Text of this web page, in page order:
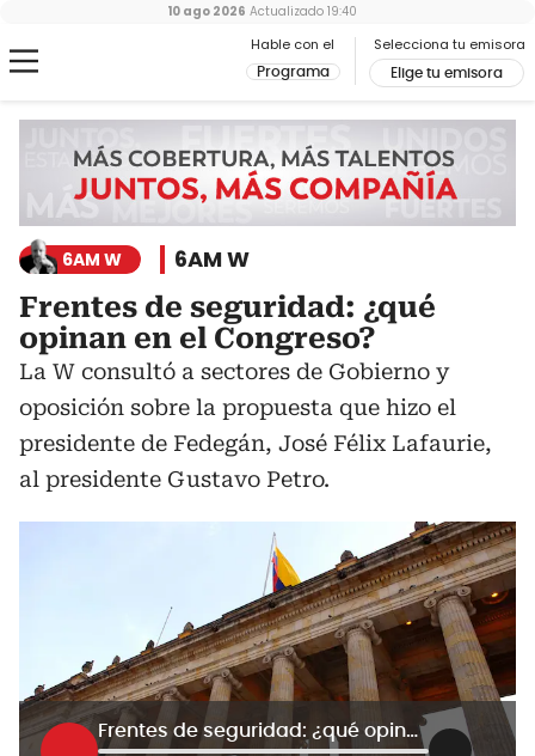
Hable con el
Programa
Selecciona tu emisora
Elige tu emisora
10 ago 2026 Actualizado 19:40
6AM W 6AM W
Frentes de seguridad: ¿qué
opinan en el Congreso?
La W consultó a sectores de Gobierno y
oposición sobre la propuesta que hizo el
presidente de Fedegán, José Félix Lafaurie,
al presidente Gustavo Petro.
Frentes de seguridad: ¿qué opinan en el Congreso?